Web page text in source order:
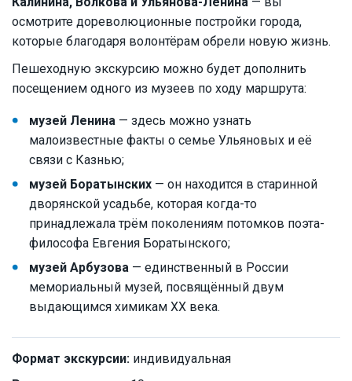
осмотрите дореволюционные постройки города,
которые благодаря волонтёрам обрели новую жизнь.
Пешеходную экскурсию можно будет дополнить
посещением одного из музеев по ходу маршрута:
музей Ленина — здесь можно узнать
малоизвестные факты о семье Ульяновых и её
связи с Казнью;
музей Боратынских — он находится в старинной
дворянской усадьбе, которая когда-то
принадлежала трём поколениям потомков поэта-
философа Евгения Боратынского;
музей Арбузова — единственный в России
мемориальный музей, посвящённый двум
выдающимся химикам XX века.
Формат экскурсии: индивидуальная